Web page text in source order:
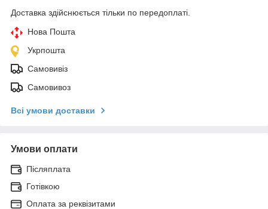
Доставка здійснюється тільки по передоплаті.
Нова Пошта
Укрпошта
Самовивіз
Самовивоз
Всі умови доставки
Умови оплати
Післяплата
Готівкою
Оплата за реквізитами